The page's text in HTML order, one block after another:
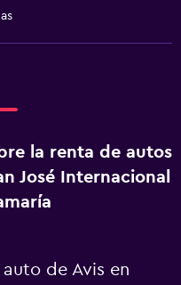
la renta de autos
José Internacional
de Avis en